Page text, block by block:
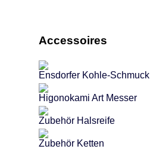
Accessoires
Ensdorfer Kohle-Schmuck
Higonokami Art Messer
Zubehör Halsreife
Zubehör Ketten